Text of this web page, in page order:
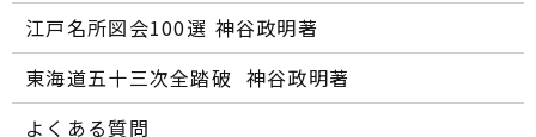
江戸名所図会100選―― 神谷政明著
東海道五十三次全踏破 ―― 神谷政明著
よくある質問